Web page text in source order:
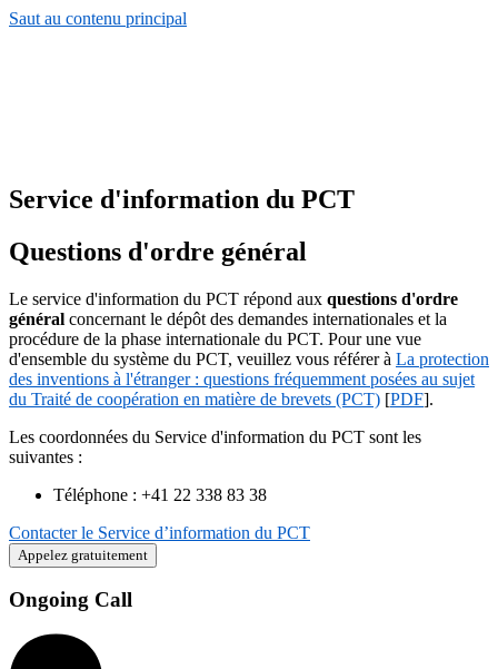
Saut au contenu principal
Service d'information du PCT
Questions d'ordre général
Le service d'information du PCT répond aux questions d'ordre
général concernant le dépôt des demandes internationales et la
procédure de la phase internationale du PCT. Pour une vue
d'ensemble du système du PCT, veuillez vous référer à La protection
des inventions à l'étranger : questions fréquemment posées au sujet
du Traité de coopération en matière de brevets (PCT) [PDF].
Les coordonnées du Service d'information du PCT sont les
suivantes :
Téléphone : +41 22 338 83 38
Contacter le Service d’information du PCT
Appelez gratuitement
Ongoing Call